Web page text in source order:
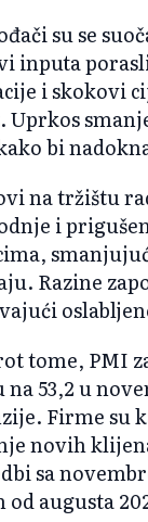
su se
inputa
i skokovi
Uprkos
bi
na tržištu
i
Razine
tome, PMI
na 53,2 u
Firme su
novih
sa
od augusta